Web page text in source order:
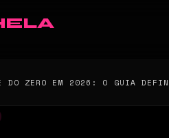
DO ZERO EM 2026: O GUIA